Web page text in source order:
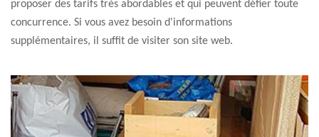
proposer des tarifs très abordables et qui peuvent défier toute
concurrence. Si vous avez besoin d'informations
supplémentaires, il suffit de visiter son site web.